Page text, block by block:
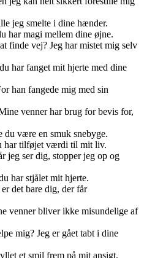
jeg smelte i dine hænder.
har magi mellem dine øjne.
finde vej? Jeg har mistet mig selv
har fanget mit hjerte med dine
han fangede mig med sin
venner har brug for bevis for,
være en smuk snebyge.
har tilføjet værdi til mit liv.
jeg ser dig, stopper jeg op og
har stjålet mit hjerte.
det bare dig, der får
venner bliver ikke misundelige af
mig? Jeg er gået tabt i dine
et smil frem på mit ansigt.